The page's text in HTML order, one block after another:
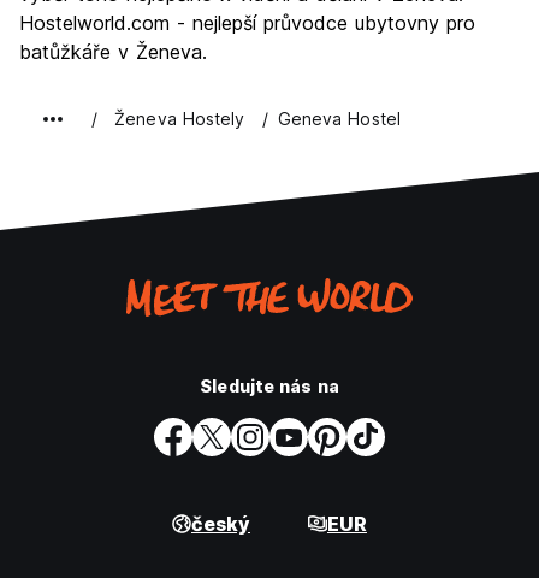
Hostelworld.com - nejlepší průvodce ubytovny pro
batůžkáře v Ženeva.
Ženeva Hostely Geneva Hostel
Sledujte nás na
český EUR